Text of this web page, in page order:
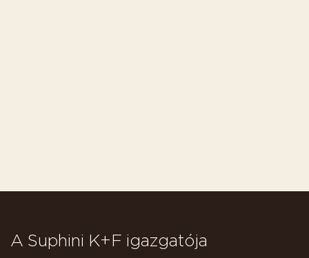
A Suphini K+F igazgatója